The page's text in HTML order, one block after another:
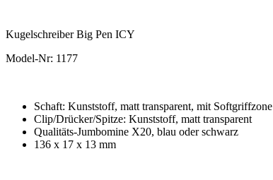
Kugelschreiber Big Pen ICY
Model-Nr: 1177
Schaft: Kunststoff, matt transparent, mit Softgriffzone
Clip/Drücker/Spitze: Kunststoff, matt transparent
Qualitäts-Jumbomine X20, blau oder schwarz
136 x 17 x 13 mm